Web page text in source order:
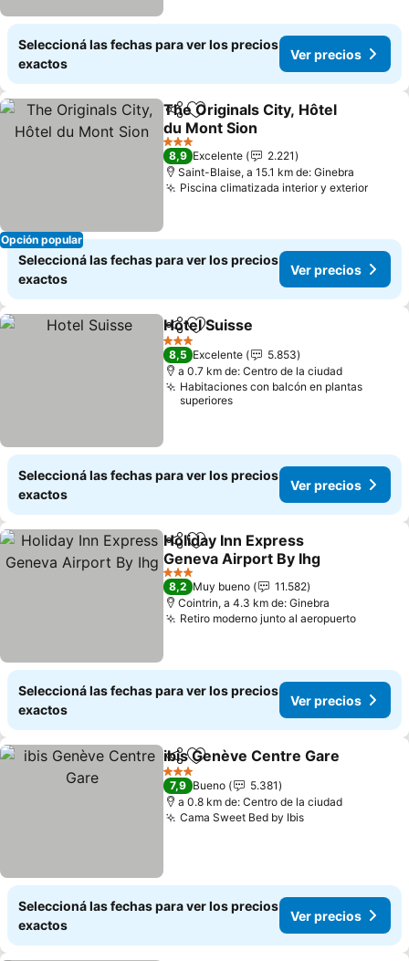
Seleccioná las fechas para ver los precios
exactos
Ver precios
Opción popular
Compartir
Añadir a favoritos
The Originals City, Hôtel
du Mont Sion
3 Estrellas
8,9 Excelente
2.221
Saint-Blaise, a 15.1 km de: Ginebra
Piscina climatizada interior y exterior
Seleccioná las fechas para ver los precios
exactos
Ver precios
CompartirAñadir a favoritos
Hotel Suisse
3 Estrellas
8,5 Excelente
5.853
a 0.7 km de: Centro de la ciudad
Habitaciones con balcón en plantas
superiores
Seleccioná las fechas para ver los precios
exactos
Ver precios
CompartirAñadir a favoritos
Holiday Inn Express
Geneva Airport By Ihg
3 Estrellas
8,2 Muy bueno
11.582
Cointrin, a 4.3 km de: Ginebra
Retiro moderno junto al aeropuerto
Seleccioná las fechas para ver los precios
exactos
Ver precios
CompartirAñadir a favoritos
ibis Genève Centre Gare
3 Estrellas
7,9 Bueno
5.381
a 0.8 km de: Centro de la ciudad
Cama Sweet Bed by Ibis
Seleccioná las fechas para ver los precios
exactos
Ver precios